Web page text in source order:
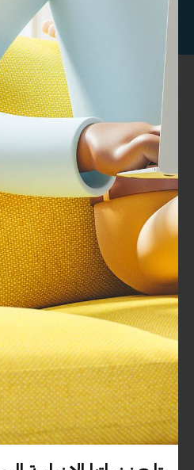
خبراء تطوير وتصميم المحتوي
المملكة العربية السعودية – الرياض
دبي / الامارات العربية المتحدة00971509400850